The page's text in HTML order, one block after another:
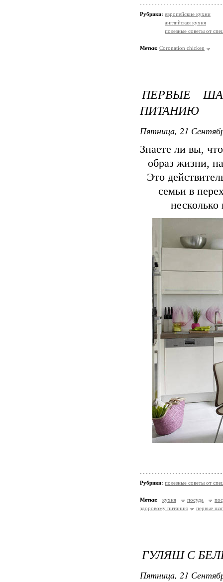
Рубрики: европейские кухни
английская кухня
полезные советы от
Метки: Coronation chicken
ПЕРВЫЕ
ПИТАНИЮ
Пятница, 21
Знаете ли вы,
образ жизни,
Это
семьи в
Рубрики: полезные советы от
Метки: кухня посуда
здоровому питанию
первые
ГУЛЯШ С
Пятница, 21